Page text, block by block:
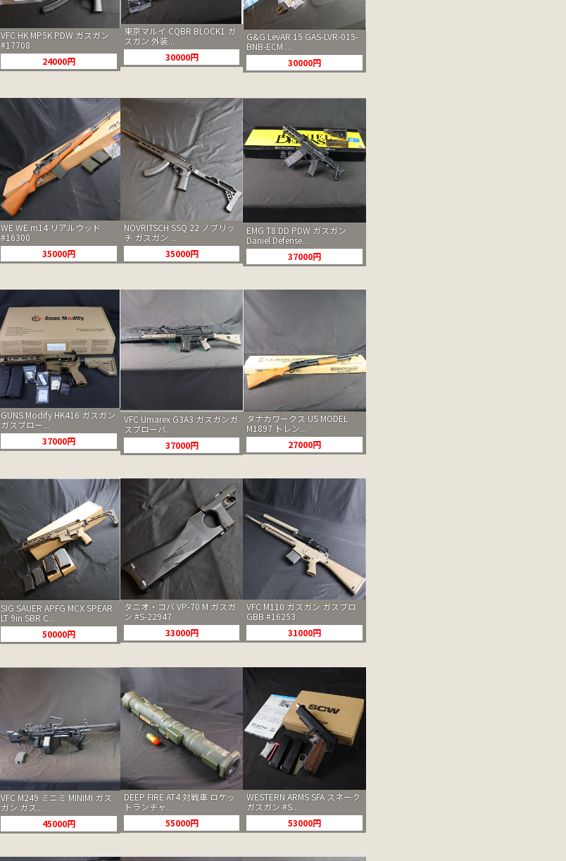
VFC HK MP5K PDW ガスガン
#17708
24000円
東京マルイ CQBR BLOCK1 ガ
スガン 外装...
30000円
G&G LevAR 15 GAS-LVR-015-
BNB-ECM ...
30000円
WE WE m14 リアルウッド
#16300
35000円
NOVRITSCH SSQ 22 ノブリッ
チ ガスガン ...
35000円
EMG T8 DD PDW ガスガン
Daniel Defense...
37000円
GUNS Modify HK416 ガスガン
ガスブロー...
37000円
VFC Umarex G3A3 ガスガンガ
スブローバ...
37000円
タナカワークス US MODEL
M1897 トレン...
27000円
SIG SAUER APFG MCX SPEAR
LT 9in SBR C...
50000円
タニオ・コバ VP-70 M ガスガ
ン #S-22947
33000円
VFC M110 ガスガン ガスブロ
GBB #16253
31000円
VFC M249 ミニミ MINIMI ガス
ガン ガス...
45000円
DEEP FIRE AT4 対戦車 ロケッ
トランチャ...
55000円
WESTERN ARMS SFA スネーク
ガスガン #S...
53000円